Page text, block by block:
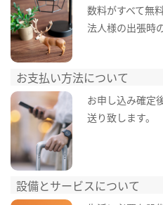
数料がすべて無
法人様の出張時
お支払い方法について
お申し込み確定
送り致します。
設備とサービスについて